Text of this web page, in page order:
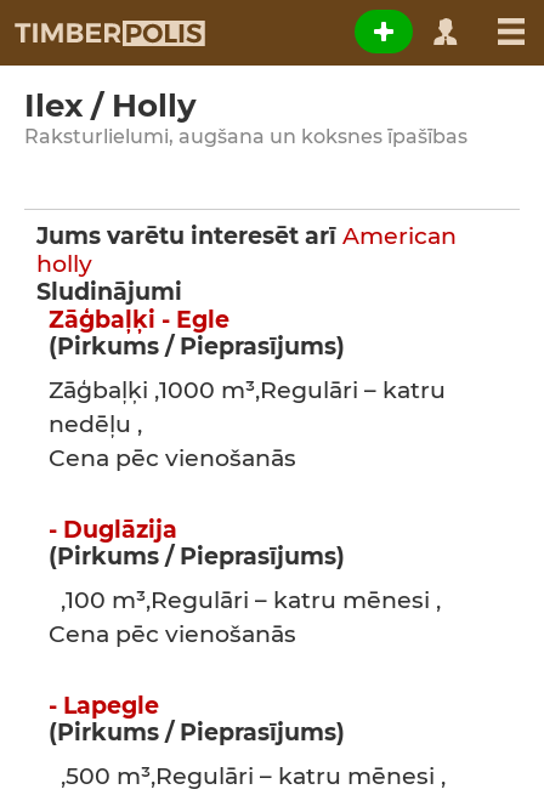
Ilex / Holly
Raksturlielumi, augšana un koksnes īpašības
Jums varētu interesēt arī American
holly
Sludinājumi
Zāģbaļķi - Egle
(Pirkums / Pieprasījums)
Zāģbaļķi ,1000 m³,Regulāri – katru
nedēļu ,
Cena pēc vienošanās
- Duglāzija
(Pirkums / Pieprasījums)
,100 m³,Regulāri – katru mēnesi ,
Cena pēc vienošanās
- Lapegle
(Pirkums / Pieprasījums)
,500 m³,Regulāri – katru mēnesi ,